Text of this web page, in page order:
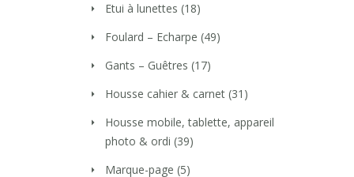
Etui à lunettes (18)
Foulard – Echarpe (49)
Gants – Guêtres (17)
Housse cahier & carnet (31)
Housse mobile, tablette, appareil
photo & ordi (39)
Marque-page (5)